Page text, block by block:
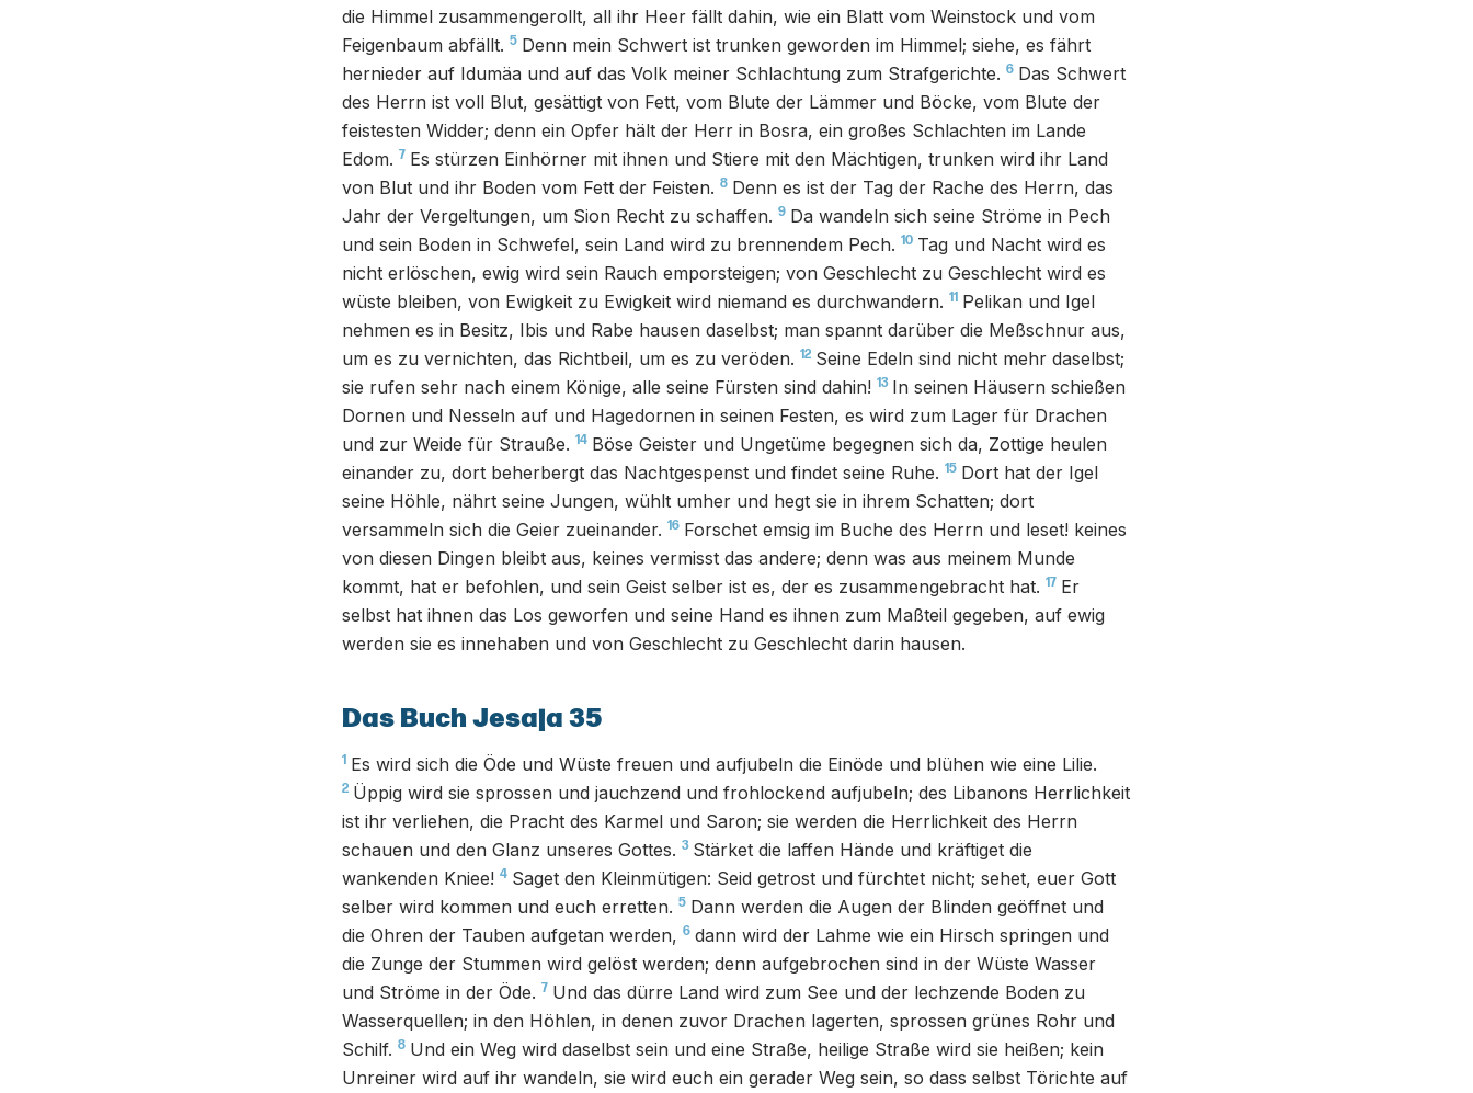
die Himmel zusammengerollt, all ihr Heer fällt dahin, wie ein Blatt vom Weinstock und vom
Feigenbaum abfällt. 5 Denn mein Schwert ist trunken geworden im Himmel; siehe, es fährt
hernieder auf Idumäa und auf das Volk meiner Schlachtung zum Strafgerichte. 6 Das Schwert
des Herrn ist voll Blut, gesättigt von Fett, vom Blute der Lämmer und Böcke, vom Blute der
feistesten Widder; denn ein Opfer hält der Herr in Bosra, ein großes Schlachten im Lande
Edom. 7 Es stürzen Einhörner mit ihnen und Stiere mit den Mächtigen, trunken wird ihr Land
von Blut und ihr Boden vom Fett der Feisten. 8 Denn es ist der Tag der Rache des Herrn, das
Jahr der Vergeltungen, um Sion Recht zu schaffen. 9 Da wandeln sich seine Ströme in Pech
und sein Boden in Schwefel, sein Land wird zu brennendem Pech. 10 Tag und Nacht wird es
nicht erlöschen, ewig wird sein Rauch emporsteigen; von Geschlecht zu Geschlecht wird es
wüste bleiben, von Ewigkeit zu Ewigkeit wird niemand es durchwandern. 11 Pelikan und Igel
nehmen es in Besitz, Ibis und Rabe hausen daselbst; man spannt darüber die Meßschnur aus,
um es zu vernichten, das Richtbeil, um es zu veröden. 12 Seine Edeln sind nicht mehr daselbst;
sie rufen sehr nach einem Könige, alle seine Fürsten sind dahin! 13 In seinen Häusern schießen
Dornen und Nesseln auf und Hagedornen in seinen Festen, es wird zum Lager für Drachen
und zur Weide für Strauße. 14 Böse Geister und Ungetüme begegnen sich da, Zottige heulen
einander zu, dort beherbergt das Nachtgespenst und findet seine Ruhe. 15 Dort hat der Igel
seine Höhle, nährt seine Jungen, wühlt umher und hegt sie in ihrem Schatten; dort
versammeln sich die Geier zueinander. 16 Forschet emsig im Buche des Herrn und leset! keines
von diesen Dingen bleibt aus, keines vermisst das andere; denn was aus meinem Munde
kommt, hat er befohlen, und sein Geist selber ist es, der es zusammengebracht hat. 17 Er
selbst hat ihnen das Los geworfen und seine Hand es ihnen zum Maßteil gegeben, auf ewig
werden sie es innehaben und von Geschlecht zu Geschlecht darin hausen.
Das Buch Jesaja 35
1 Es wird sich die Öde und Wüste freuen und aufjubeln die Einöde und blühen wie eine Lilie.
2 Üppig wird sie sprossen und jauchzend und frohlockend aufjubeln; des Libanons Herrlichkeit
ist ihr verliehen, die Pracht des Karmel und Saron; sie werden die Herrlichkeit des Herrn
schauen und den Glanz unseres Gottes. 3 Stärket die laffen Hände und kräftiget die
wankenden Kniee! 4 Saget den Kleinmütigen: Seid getrost und fürchtet nicht; sehet, euer Gott
selber wird kommen und euch erretten. 5 Dann werden die Augen der Blinden geöffnet und
die Ohren der Tauben aufgetan werden, 6 dann wird der Lahme wie ein Hirsch springen und
die Zunge der Stummen wird gelöst werden; denn aufgebrochen sind in der Wüste Wasser
und Ströme in der Öde. 7 Und das dürre Land wird zum See und der lechzende Boden zu
Wasserquellen; in den Höhlen, in denen zuvor Drachen lagerten, sprossen grünes Rohr und
Schilf. 8 Und ein Weg wird daselbst sein und eine Straße, heilige Straße wird sie heißen; kein
Unreiner wird auf ihr wandeln, sie wird euch ein gerader Weg sein, so dass selbst Törichte auf